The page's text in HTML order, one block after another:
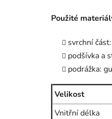
Použité
svrchní
podšívka a
podrážka:
Velikost
Vnitřní délka